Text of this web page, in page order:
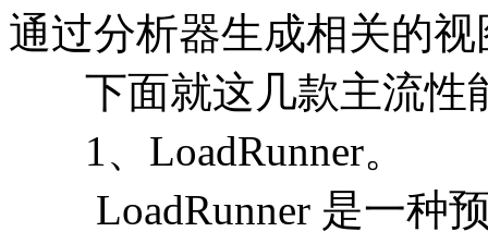
通过分析器生成相关的
下面就这几款主流性
1、LoadRunner。
LoadRunner 是一种预